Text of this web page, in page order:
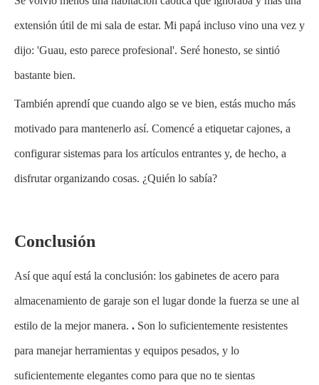
extensión útil de mi sala de estar. Mi papá incluso vino una vez y
dijo: 'Guau, esto parece profesional'. Seré honesto, se sintió
bastante bien.
También aprendí que cuando algo se ve bien, estás mucho más
motivado para mantenerlo así. Comencé a etiquetar cajones, a
configurar sistemas para los artículos entrantes y, de hecho, a
disfrutar organizando cosas. ¿Quién lo sabía?
Conclusión
Así que aquí está la conclusión: los gabinetes de acero para
almacenamiento de garaje son el lugar donde la fuerza se une al
estilo de la mejor manera. . Son lo suficientemente resistentes
para manejar herramientas y equipos pesados, y lo
suficientemente elegantes como para que no te sientas